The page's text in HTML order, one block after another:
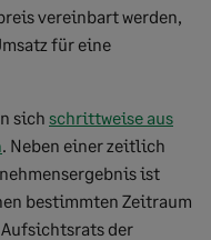
vereinbart werden,
für eine
sich schrittweise aus
. Neben einer zeitlich
ist
bestimmten Zeitraum
der